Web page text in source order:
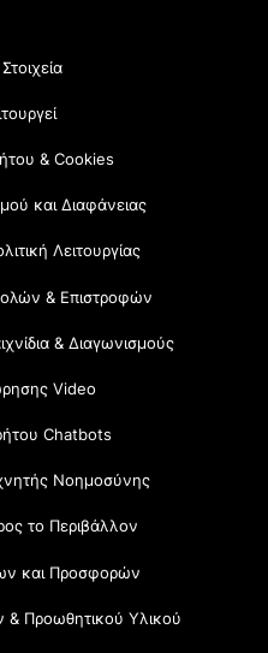
& Cookies
και Διαφάνειας
Λειτουργίας
& Επιστροφών
& Διαγωνισμούς
Video
Chatbots
Νοημοσύνης
το Περιβάλλον
και Προσφορών
Προωθητικού Υλικού